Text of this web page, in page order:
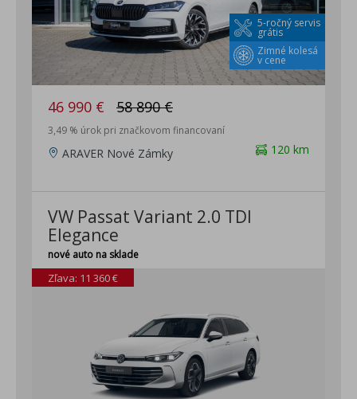
Zimné kolesá
v cene
5-ročný servis
grátis
46 990 € 58 890 €
3,49 % úrok pri značkovom financovaní
120 km
ARAVER Nové Zámky
VW Passat Variant 2.0 TDI
Elegance
nové auto na sklade
Zľava: 11 360 €